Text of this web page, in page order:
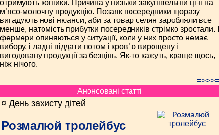
отримують копійки. Причина у низькій закупівельній ціні на
м’ясо-молочну продукцію. Позаяк посередники щоразу
вигадують нові нюанси, аби за товар селян заробляли все
менше, натомість прибутки посередників стрімко зростали. І
фермери опиняються у ситуації, коли у них просто немає
вибору, і ладні віддати потом і кров’ю вирощену і
вигодовану продукції за безцінь. Як-то кажуть, краще щось,
ніж нічого.
=>>>=
Анонсовані статті
¤ День захисту дітей
Розмалюй тролейбус